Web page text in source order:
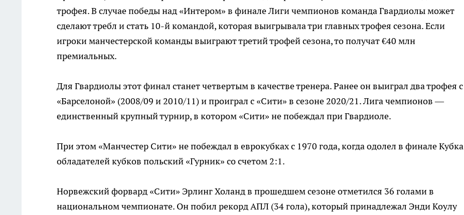
трофея. В случае победы над «Интером» в финале Лиги чемпионов команда Гвардиолы может
сделают требл и стать 10-й командой, которая выигрывала три главных трофея сезона. Если
игроки манчестерской команды выиграют третий трофей сезона, то получат €40 млн
премиальных.
Для Гвардиолы этот финал станет четвертым в качестве тренера. Ранее он выиграл два трофея с
«Барселоной» (2008/09 и 2010/11) и проиграл с «Сити» в сезоне 2020/21. Лига чемпионов —
единственный крупный турнир, в котором «Сити» не побеждал при Гвардиоле.
При этом «Манчестер Сити» не побеждал в еврокубках с 1970 года, когда одолел в финале Кубка
обладателей кубков польский «Гурник» со счетом 2:1.
Норвежский форвард «Сити» Эрлинг Холанд в прошедшем сезоне отметился 36 голами в
национальном чемпионате. Он побил рекорд АПЛ (34 гола), который принадлежал Энди Коулу